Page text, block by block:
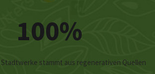
100%
stammt aus regenerativen Quellen